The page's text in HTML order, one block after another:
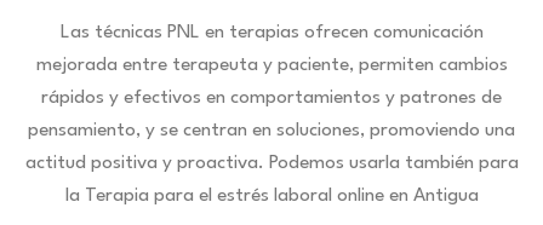
Las técnicas PNL en terapias ofrecen comunicación
mejorada entre terapeuta y paciente, permiten cambios
rápidos y efectivos en comportamientos y patrones de
pensamiento, y se centran en soluciones, promoviendo una
actitud positiva y proactiva. Podemos usarla también para
la Terapia para el estrés laboral online en Antigua